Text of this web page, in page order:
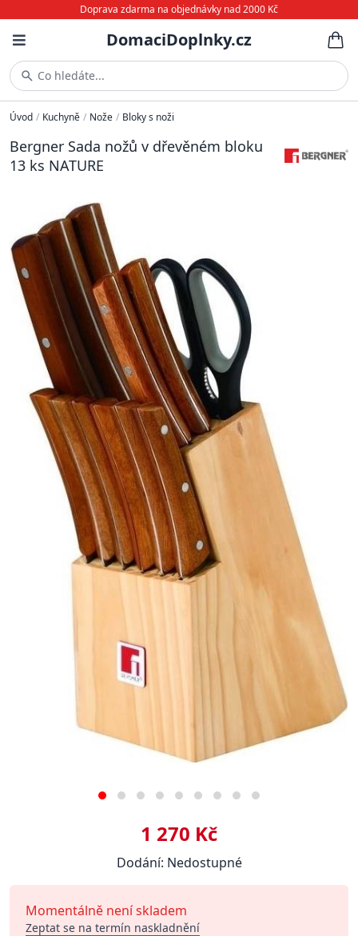
Doprava zdarma na objednávky nad 2000 Kč
DomaciDoplnky.cz
Co hledáte...
Úvod / Kuchyně / Nože / Bloky s noži
Bergner Sada nožů v dřevěném bloku
13 ks NATURE
1 270 Kč
Dodání: Nedostupné
Momentálně není skladem
Zeptat se na termín naskladnění